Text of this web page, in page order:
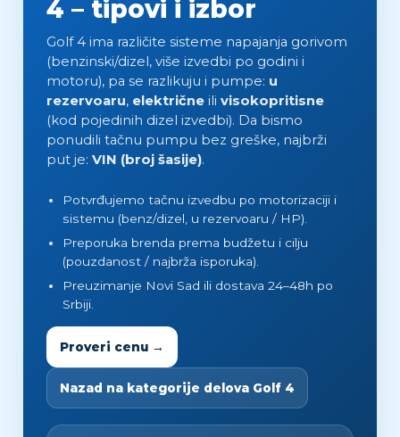
4 – tipovi i izbor
Golf 4 ima različite sisteme napajanja gorivom
(benzinski/dizel, više izvedbi po godini i
motoru), pa se razlikuju i pumpe: u
rezervoaru, električne ili visokopritisne
(kod pojedinih dizel izvedbi). Da bismo
ponudili tačnu pumpu bez greške, najbrži
put je: VIN (broj šasije).
Potvrđujemo tačnu izvedbu po motorizaciji i
sistemu (benz/dizel, u rezervoaru / HP).
Preporuka brenda prema budžetu i cilju
(pouzdanost / najbrža isporuka).
Preuzimanje Novi Sad ili dostava 24–48h po
Srbiji.
Proveri cenu →
Nazad na kategorije delova Golf 4